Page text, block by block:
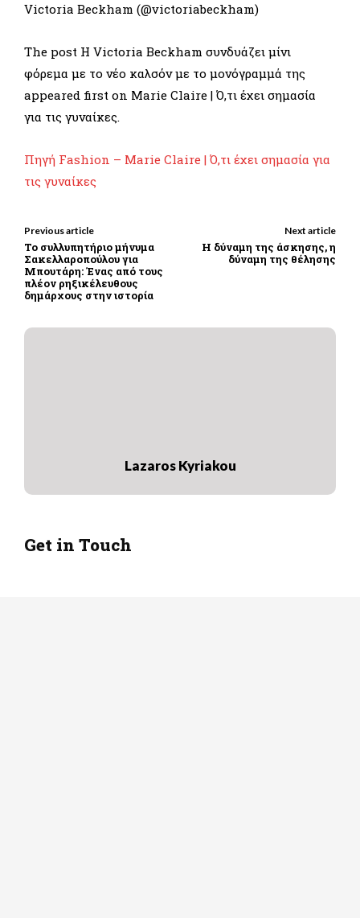
Victoria Beckham (@victoriabeckham)
The post H Victoria Beckham συνδυάζει μίνι
φόρεμα με το νέο καλσόν με το μονόγραμμά της
appeared first on Marie Claire | Ό,τι έχει σημασία
για τις γυναίκες.
Πηγή Fashion – Marie Claire | Ό,τι έχει σημασία για
τις γυναίκες
Previous article
Το συλλυπητήριο μήνυμα
Σακελλαροπούλου για
Μπουτάρη: Ένας από τους
πλέον ρηξικέλευθους
δημάρχους στην ιστορία
Next article
Η δύναμη της άσκησης, η
δύναμη της θέλησης
Lazaros Kyriakou
Get in Touch